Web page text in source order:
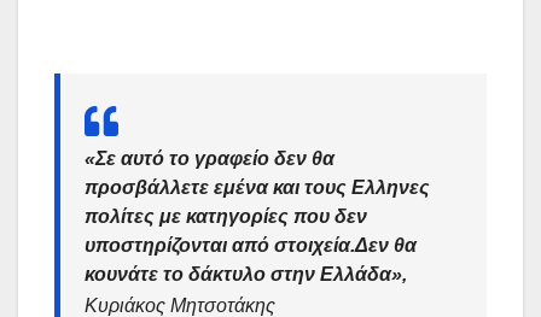
«Σε αυτό το γραφείο δεν θα
προσβάλλετε εμένα και τους Ελληνες
πολίτες με κατηγορίες που δεν
υποστηρίζονται από στοιχεία.Δεν θα
κουνάτε το δάκτυλο στην Ελλάδα»,
Κυριάκος Μητσοτάκης